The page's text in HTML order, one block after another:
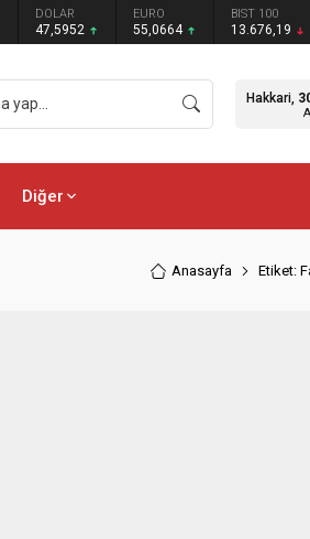
DOLAR
47,5952
EURO
55,0664
BIST 100
13.676,19
Hakkari,
Diğer
Anasayfa Etiket: